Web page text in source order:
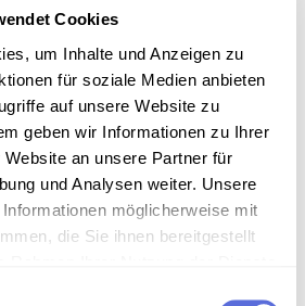
Cookies
um Inhalte und Anzeigen zu
für soziale Medien anbieten
auf unsere Website zu
geben wir Informationen zu Ihrer
an unsere Partner für
und Analysen weiter. Unsere
möglicherweise mit
die Sie ihnen bereitgestellt
seiner dramatischen Satire
von der Presse".